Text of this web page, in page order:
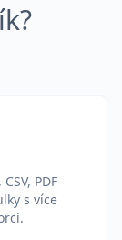
PDF
s více